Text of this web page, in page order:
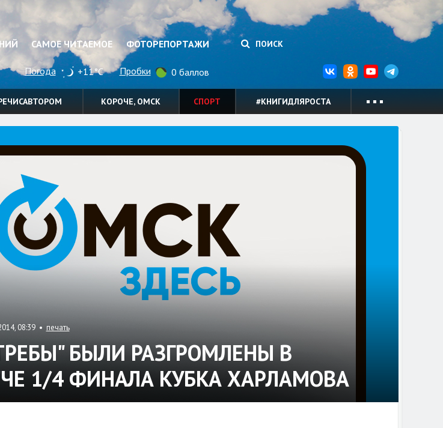
САМОЕ ЧИТАЕМОЕ ФОТОРЕПОРТАЖИ ПОИСК
Погода +11°C Пробки 0 баллов
КОРОЧЕ, ОМСК СПОРТ #КНИГИДЛЯРОСТА
08:39 • печать
БЫЛИ РАЗГРОМЛЕНЫ В
1/4 ФИНАЛА КУБКА ХАРЛАМОВА